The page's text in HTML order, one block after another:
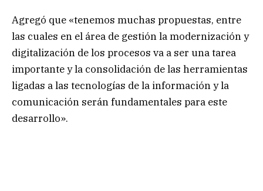
Agregó que «tenemos muchas propuestas, entre
las cuales en el área de gestión la modernización y
digitalización de los procesos va a ser una tarea
importante y la consolidación de las herramientas
ligadas a las tecnologías de la información y la
comunicación serán fundamentales para este
desarrollo».